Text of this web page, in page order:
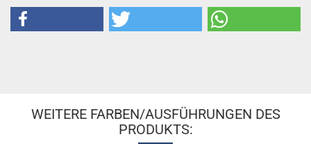
WEITERE FARBEN/AUSFÜHRUNGEN DES
PRODUKTS: